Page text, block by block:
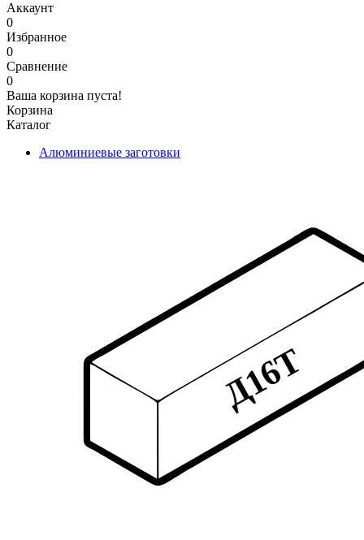
Аккаунт
0
Избранное
0
Сравнение
0
Ваша корзина пуста!
Корзина
Каталог
Алюминиевые заготовки